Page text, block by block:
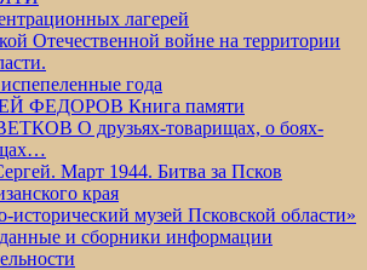
лагерей
Отечественной войне на территории
года
ФЕДОРОВ Книга памяти
О друзьях-товарищах, о боях-
Март 1944. Битва за Псков
края
музей Псковской области»
и сборники информации